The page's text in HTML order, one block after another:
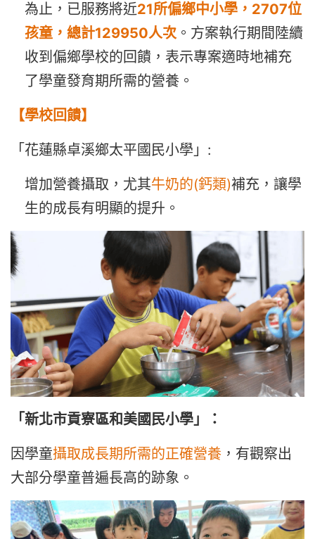
為止，已服務將近21所偏鄉中小學，2707位
孩童，總計129950人次。方案執行期間陸續
收到偏鄉學校的回饋，表示專案適時地補充
了學童發育期所需的營養。
【學校回饋】
「花蓮縣卓溪鄉太平國民小學」:
增加營養攝取，尤其牛奶的(鈣類)補充，讓學
生的成長有明顯的提升。
「新北市貢寮區和美國民小學」：
因學童攝取成長期所需的正確營養 ，有觀察出
大部分學童普遍長高的跡象。